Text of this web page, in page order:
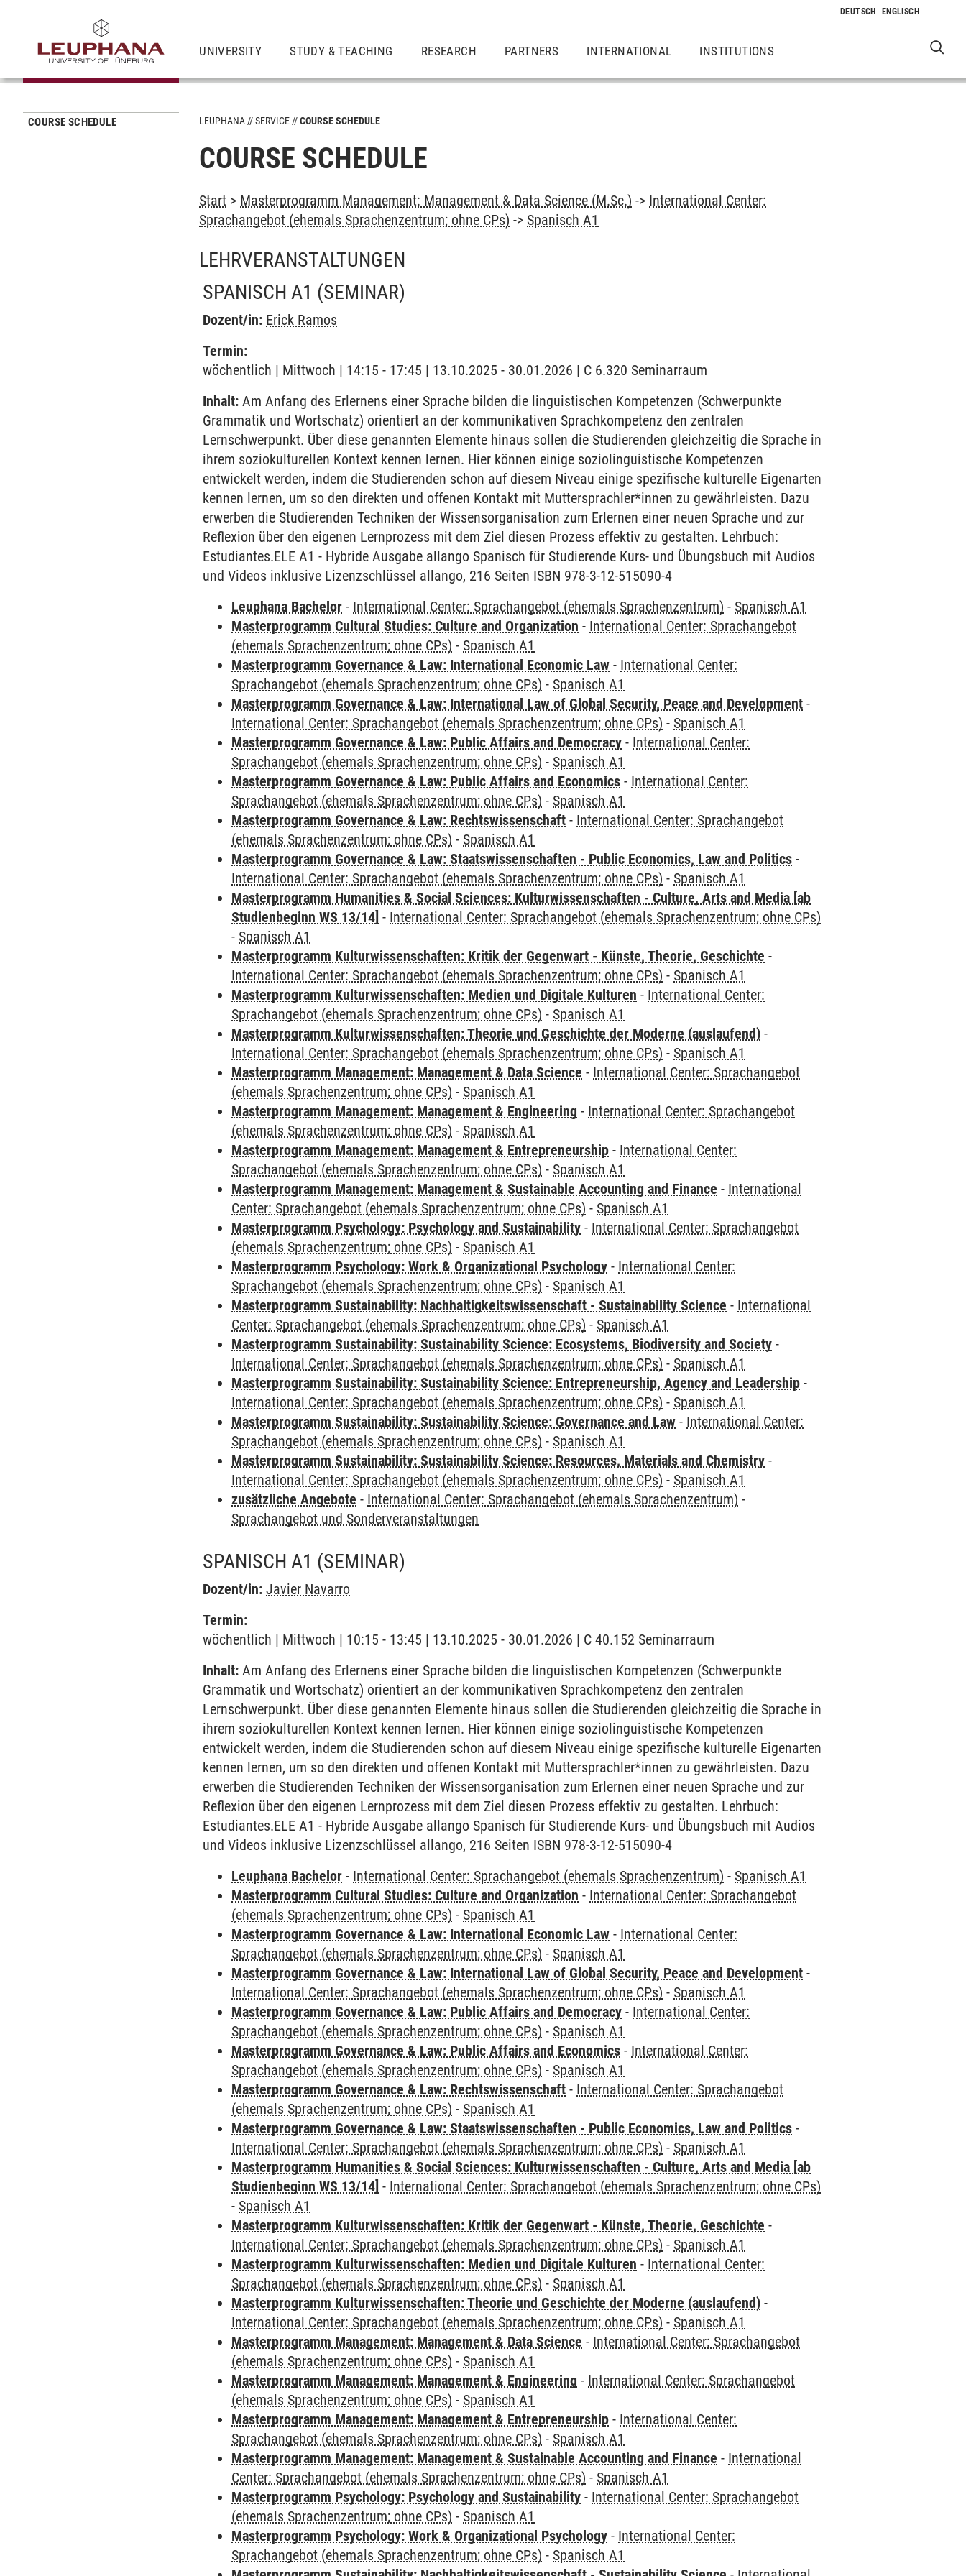
UNIVERSITY STUDY & TEACHING RESEARCH PARTNERS INTERNATIONAL INSTITUTIONS
COURSE SCHEDULE LEUPHANA SERVICE COURSE SCHEDULE
COURSE SCHEDULE
Start > Masterprogramm Management: Management & Data Science (M.Sc.) -> International Center:
Sprachangebot (ehemals Sprachenzentrum; ohne CPs) -> Spanisch A1
LEHRVERANSTALTUNGEN
SPANISCH A1 (SEMINAR)
Dozent/in: Erick Ramos
Termin:
wöchentlich | Mittwoch | 14:15 - 17:45 | 13.10.2025 - 30.01.2026 | C 6.320 Seminarraum
Inhalt: Am Anfang des Erlernens einer Sprache bilden die linguistischen Kompetenzen (Schwerpunkte
Grammatik und Wortschatz) orientiert an der kommunikativen Sprachkompetenz den zentralen
Lernschwerpunkt. Über diese genannten Elemente hinaus sollen die Studierenden gleichzeitig die Sprache in
ihrem soziokulturellen Kontext kennen lernen. Hier können einige soziolinguistische Kompetenzen
entwickelt werden, indem die Studierenden schon auf diesem Niveau einige spezifische kulturelle Eigenarten
kennen lernen, um so den direkten und offenen Kontakt mit Muttersprachler*innen zu gewährleisten. Dazu
erwerben die Studierenden Techniken der Wissensorganisation zum Erlernen einer neuen Sprache und zur
Reflexion über den eigenen Lernprozess mit dem Ziel diesen Prozess effektiv zu gestalten. Lehrbuch:
Estudiantes.ELE A1 - Hybride Ausgabe allango Spanisch für Studierende Kurs- und Übungsbuch mit Audios
und Videos inklusive Lizenzschlüssel allango, 216 Seiten ISBN 978-3-12-515090-4
Leuphana Bachelor - International Center: Sprachangebot (ehemals Sprachenzentrum) - Spanisch A1
Masterprogramm Cultural Studies: Culture and Organization - International Center: Sprachangebot
(ehemals Sprachenzentrum; ohne CPs) - Spanisch A1
Masterprogramm Governance & Law: International Economic Law - International Center:
Sprachangebot (ehemals Sprachenzentrum; ohne CPs) - Spanisch A1
Masterprogramm Governance & Law: International Law of Global Security, Peace and Development -
International Center: Sprachangebot (ehemals Sprachenzentrum; ohne CPs) - Spanisch A1
Masterprogramm Governance & Law: Public Affairs and Democracy - International Center:
Sprachangebot (ehemals Sprachenzentrum; ohne CPs) - Spanisch A1
Masterprogramm Governance & Law: Public Affairs and Economics - International Center:
Sprachangebot (ehemals Sprachenzentrum; ohne CPs) - Spanisch A1
Masterprogramm Governance & Law: Rechtswissenschaft - International Center: Sprachangebot
(ehemals Sprachenzentrum; ohne CPs) - Spanisch A1
Masterprogramm Governance & Law: Staatswissenschaften - Public Economics, Law and Politics -
International Center: Sprachangebot (ehemals Sprachenzentrum; ohne CPs) - Spanisch A1
Masterprogramm Humanities & Social Sciences: Kulturwissenschaften - Culture, Arts and Media [ab
Studienbeginn WS 13/14] - International Center: Sprachangebot (ehemals Sprachenzentrum; ohne CPs)
- Spanisch A1
Masterprogramm Kulturwissenschaften: Kritik der Gegenwart - Künste, Theorie, Geschichte -
International Center: Sprachangebot (ehemals Sprachenzentrum; ohne CPs) - Spanisch A1
Masterprogramm Kulturwissenschaften: Medien und Digitale Kulturen - International Center:
Sprachangebot (ehemals Sprachenzentrum; ohne CPs) - Spanisch A1
Masterprogramm Kulturwissenschaften: Theorie und Geschichte der Moderne (auslaufend) -
International Center: Sprachangebot (ehemals Sprachenzentrum; ohne CPs) - Spanisch A1
Masterprogramm Management: Management & Data Science - International Center: Sprachangebot
(ehemals Sprachenzentrum; ohne CPs) - Spanisch A1
Masterprogramm Management: Management & Engineering - International Center: Sprachangebot
(ehemals Sprachenzentrum; ohne CPs) - Spanisch A1
Masterprogramm Management: Management & Entrepreneurship - International Center:
Sprachangebot (ehemals Sprachenzentrum; ohne CPs) - Spanisch A1
Masterprogramm Management: Management & Sustainable Accounting and Finance - International
Center: Sprachangebot (ehemals Sprachenzentrum; ohne CPs) - Spanisch A1
Masterprogramm Psychology: Psychology and Sustainability - International Center: Sprachangebot
(ehemals Sprachenzentrum; ohne CPs) - Spanisch A1
Masterprogramm Psychology: Work & Organizational Psychology - International Center:
Sprachangebot (ehemals Sprachenzentrum; ohne CPs) - Spanisch A1
Masterprogramm Sustainability: Nachhaltigkeitswissenschaft - Sustainability Science - International
Center: Sprachangebot (ehemals Sprachenzentrum; ohne CPs) - Spanisch A1
Masterprogramm Sustainability: Sustainability Science: Ecosystems, Biodiversity and Society -
International Center: Sprachangebot (ehemals Sprachenzentrum; ohne CPs) - Spanisch A1
Masterprogramm Sustainability: Sustainability Science: Entrepreneurship, Agency and Leadership -
International Center: Sprachangebot (ehemals Sprachenzentrum; ohne CPs) - Spanisch A1
Masterprogramm Sustainability: Sustainability Science: Governance and Law - International Center:
Sprachangebot (ehemals Sprachenzentrum; ohne CPs) - Spanisch A1
Masterprogramm Sustainability: Sustainability Science: Resources, Materials and Chemistry -
International Center: Sprachangebot (ehemals Sprachenzentrum; ohne CPs) - Spanisch A1
zusätzliche Angebote - International Center: Sprachangebot (ehemals Sprachenzentrum) -
Sprachangebot und Sonderveranstaltungen
SPANISCH A1 (SEMINAR)
Dozent/in: Javier Navarro
Termin:
wöchentlich | Mittwoch | 10:15 - 13:45 | 13.10.2025 - 30.01.2026 | C 40.152 Seminarraum
Inhalt: Am Anfang des Erlernens einer Sprache bilden die linguistischen Kompetenzen (Schwerpunkte
Grammatik und Wortschatz) orientiert an der kommunikativen Sprachkompetenz den zentralen
Lernschwerpunkt. Über diese genannten Elemente hinaus sollen die Studierenden gleichzeitig die Sprache in
ihrem soziokulturellen Kontext kennen lernen. Hier können einige soziolinguistische Kompetenzen
entwickelt werden, indem die Studierenden schon auf diesem Niveau einige spezifische kulturelle Eigenarten
kennen lernen, um so den direkten und offenen Kontakt mit Muttersprachler*innen zu gewährleisten. Dazu
erwerben die Studierenden Techniken der Wissensorganisation zum Erlernen einer neuen Sprache und zur
Reflexion über den eigenen Lernprozess mit dem Ziel diesen Prozess effektiv zu gestalten. Lehrbuch:
Estudiantes.ELE A1 - Hybride Ausgabe allango Spanisch für Studierende Kurs- und Übungsbuch mit Audios
und Videos inklusive Lizenzschlüssel allango, 216 Seiten ISBN 978-3-12-515090-4
Leuphana Bachelor - International Center: Sprachangebot (ehemals Sprachenzentrum) - Spanisch A1
Masterprogramm Cultural Studies: Culture and Organization - International Center: Sprachangebot
(ehemals Sprachenzentrum; ohne CPs) - Spanisch A1
Masterprogramm Governance & Law: International Economic Law - International Center:
Sprachangebot (ehemals Sprachenzentrum; ohne CPs) - Spanisch A1
Masterprogramm Governance & Law: International Law of Global Security, Peace and Development -
International Center: Sprachangebot (ehemals Sprachenzentrum; ohne CPs) - Spanisch A1
Masterprogramm Governance & Law: Public Affairs and Democracy - International Center:
Sprachangebot (ehemals Sprachenzentrum; ohne CPs) - Spanisch A1
Masterprogramm Governance & Law: Public Affairs and Economics - International Center:
Sprachangebot (ehemals Sprachenzentrum; ohne CPs) - Spanisch A1
Masterprogramm Governance & Law: Rechtswissenschaft - International Center: Sprachangebot
(ehemals Sprachenzentrum; ohne CPs) - Spanisch A1
Masterprogramm Governance & Law: Staatswissenschaften - Public Economics, Law and Politics -
International Center: Sprachangebot (ehemals Sprachenzentrum; ohne CPs) - Spanisch A1
Masterprogramm Humanities & Social Sciences: Kulturwissenschaften - Culture, Arts and Media [ab
Studienbeginn WS 13/14] - International Center: Sprachangebot (ehemals Sprachenzentrum; ohne CPs)
- Spanisch A1
Masterprogramm Kulturwissenschaften: Kritik der Gegenwart - Künste, Theorie, Geschichte -
International Center: Sprachangebot (ehemals Sprachenzentrum; ohne CPs) - Spanisch A1
Masterprogramm Kulturwissenschaften: Medien und Digitale Kulturen - International Center:
Sprachangebot (ehemals Sprachenzentrum; ohne CPs) - Spanisch A1
Masterprogramm Kulturwissenschaften: Theorie und Geschichte der Moderne (auslaufend) -
International Center: Sprachangebot (ehemals Sprachenzentrum; ohne CPs) - Spanisch A1
Masterprogramm Management: Management & Data Science - International Center: Sprachangebot
(ehemals Sprachenzentrum; ohne CPs) - Spanisch A1
Masterprogramm Management: Management & Engineering - International Center: Sprachangebot
(ehemals Sprachenzentrum; ohne CPs) - Spanisch A1
Masterprogramm Management: Management & Entrepreneurship - International Center:
Sprachangebot (ehemals Sprachenzentrum; ohne CPs) - Spanisch A1
Masterprogramm Management: Management & Sustainable Accounting and Finance - International
Center: Sprachangebot (ehemals Sprachenzentrum; ohne CPs) - Spanisch A1
Masterprogramm Psychology: Psychology and Sustainability - International Center: Sprachangebot
(ehemals Sprachenzentrum; ohne CPs) - Spanisch A1
Masterprogramm Psychology: Work & Organizational Psychology - International Center:
Sprachangebot (ehemals Sprachenzentrum; ohne CPs) - Spanisch A1